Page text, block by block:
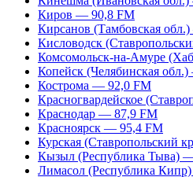
Киров — 90,8 FM
Кирсанов (Тамбовская
Кисловодск
Комсомольск-на-Амуре
Копейск (Челябинская
Кострома — 92,0 FM
Красногвардейское
Краснодар — 87,9 FM
Красноярск — 95,4 FM
Курская (Ставропольский
Кызыл (Республика Тыва)
Лимасол (Республика